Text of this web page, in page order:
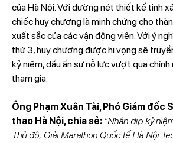
của Hà Nội. Với đường nét thiết kế tinh
chiếc huy chương là minh chứng cho
xuất sắc của các vận động viên. Với ý
thứ 3, huy chương được hi vọng sẽ
kỷ niệm, dấu ấn sự nỗ lực vượt qua
tham gia.
Ông Phạm Xuân Tài, Phó Giám đốc
thao Hà Nội, chia sẻ: "Nhân dịp kỷ
Thủ đô, Giải Marathon Quốc tế Hà Nội